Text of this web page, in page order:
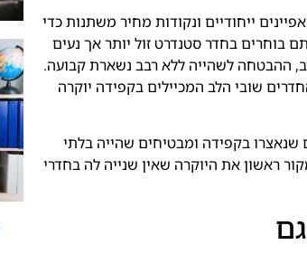
ייחודיים ונקודות מחיר משתנות כדי
בוחרים בחדר סטנדרט זול יותר אך נעים
ההבטחה לשהייה ללא רבב נשארת קבועה.
שובי הלב המכיילים בקפידה יוקרה
בקפידה ומבטיחים שהייה בלתי
ראשון את היוקרה שאין שנייה לה בחדרי